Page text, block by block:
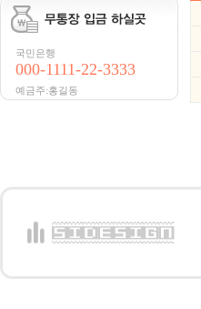
국민은행
000-1111-22-3333
예금주:홍길동